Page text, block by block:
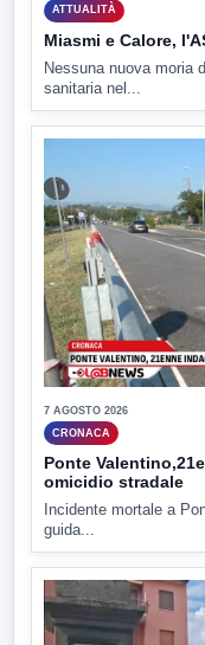
ATTUALITÀ
Miasmi e Calore,
Nessuna nuova moria
sanitaria nel...
7 AGOSTO 2026
CRONACA
Ponte
omicidio stradale
Incidente mortale a
guida...